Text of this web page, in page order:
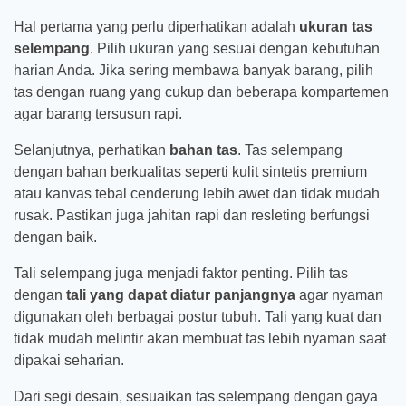
Hal pertama yang perlu diperhatikan adalah ukuran tas
selempang. Pilih ukuran yang sesuai dengan kebutuhan
harian Anda. Jika sering membawa banyak barang, pilih
tas dengan ruang yang cukup dan beberapa kompartemen
agar barang tersusun rapi.
Selanjutnya, perhatikan bahan tas. Tas selempang
dengan bahan berkualitas seperti kulit sintetis premium
atau kanvas tebal cenderung lebih awet dan tidak mudah
rusak. Pastikan juga jahitan rapi dan resleting berfungsi
dengan baik.
Tali selempang juga menjadi faktor penting. Pilih tas
dengan tali yang dapat diatur panjangnya agar nyaman
digunakan oleh berbagai postur tubuh. Tali yang kuat dan
tidak mudah melintir akan membuat tas lebih nyaman saat
dipakai seharian.
Dari segi desain, sesuaikan tas selempang dengan gaya